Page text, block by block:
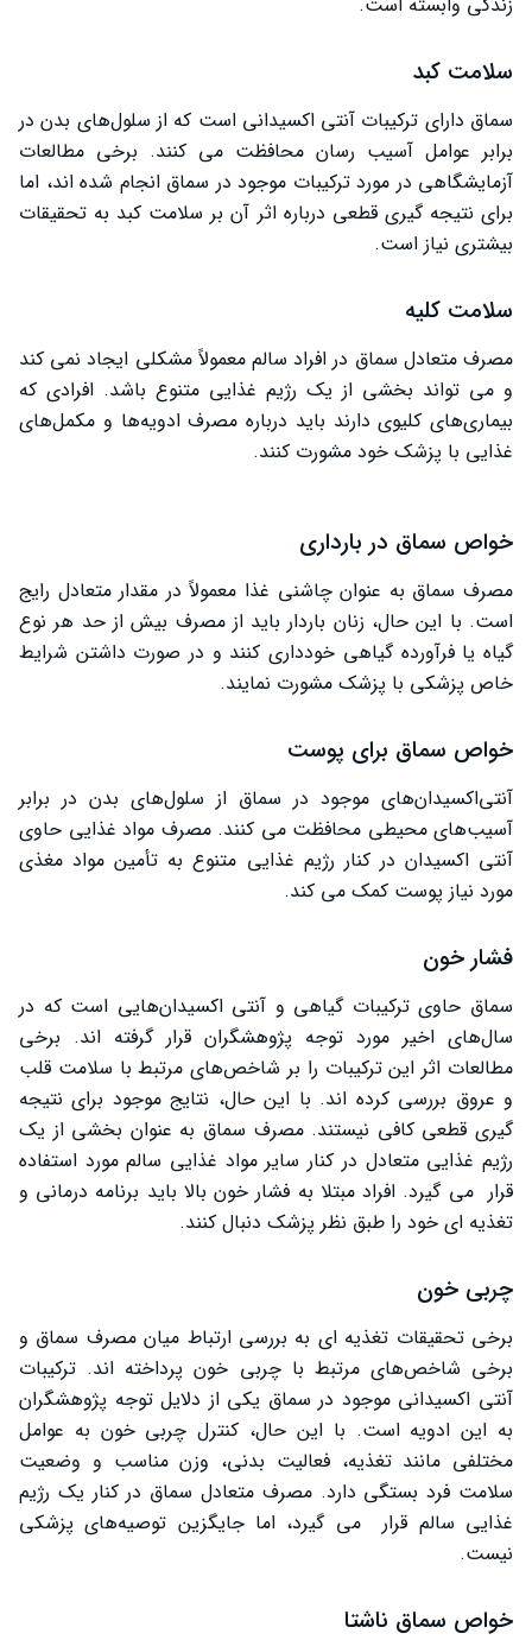
سلامت کبد
سماق دارای ترکیبات آنتی ‌اکسیدانی است که از سلول‌های بدن در
برابر عوامل آسیب‌ رسان محافظت می‌ کنند. برخی مطالعات
آزمایشگاهی در مورد ترکیبات موجود در سماق انجام شده‌ اند، اما
برای نتیجه‌ گیری قطعی درباره اثر آن بر سلامت کبد به تحقیقات
بیشتری نیاز است.
سلامت کلیه
مصرف متعادل سماق در افراد سالم معمولاً مشکلی ایجاد نمی ‌کند
و می ‌تواند بخشی از یک رژیم غذایی متنوع باشد. افرادی که
بیماری‌های کلیوی دارند باید درباره مصرف ادویه‌ها و مکمل‌های
غذایی با پزشک خود مشورت کنند.
خواص سماق در بارداری
مصرف سماق به عنوان چاشنی غذا معمولاً در مقدار متعادل رایج
است. با این حال، زنان باردار باید از مصرف بیش از حد هر نوع
گیاه یا فرآورده گیاهی خودداری کنند و در صورت داشتن شرایط
خاص پزشکی با پزشک مشورت نمایند.
خواص سماق برای پوست
آنتی‌اکسیدان‌های موجود در سماق از سلول‌های بدن در برابر
آسیب‌های محیطی محافظت می‌ کنند. مصرف مواد غذایی حاوی
آنتی ‌اکسیدان در کنار رژیم غذایی متنوع به تأمین مواد مغذی
مورد نیاز پوست کمک می کند.
فشار خون
سماق حاوی ترکیبات گیاهی و آنتی‌ اکسیدان‌هایی است که در
سال‌های اخیر مورد توجه پژوهشگران قرار گرفته ‌اند. برخی
مطالعات اثر این ترکیبات را بر شاخص‌های مرتبط با سلامت قلب
و عروق بررسی کرده ‌اند. با این حال، نتایج موجود برای نتیجه‌
گیری قطعی کافی نیستند. مصرف سماق به عنوان بخشی از یک
رژیم غذایی متعادل در کنار سایر مواد غذایی سالم مورد استفاده
قرار می گیرد. افراد مبتلا به فشار خون بالا باید برنامه درمانی و
تغذیه ‌ای خود را طبق نظر پزشک دنبال کنند.
چربی خون
برخی تحقیقات تغذیه‌ ای به بررسی ارتباط میان مصرف سماق و
برخی شاخص‌های مرتبط با چربی خون پرداخته ‌اند. ترکیبات
آنتی ‌اکسیدانی موجود در سماق یکی از دلایل توجه پژوهشگران
به این ادویه است. با این حال، کنترل چربی خون به عوامل
مختلفی مانند تغذیه، فعالیت بدنی، وزن مناسب و وضعیت
سلامت فرد بستگی دارد. مصرف متعادل سماق در کنار یک رژیم
غذایی سالم قرار می گیرد، اما جایگزین توصیه‌های پزشکی
نیست.
خواص سماق ناشتا